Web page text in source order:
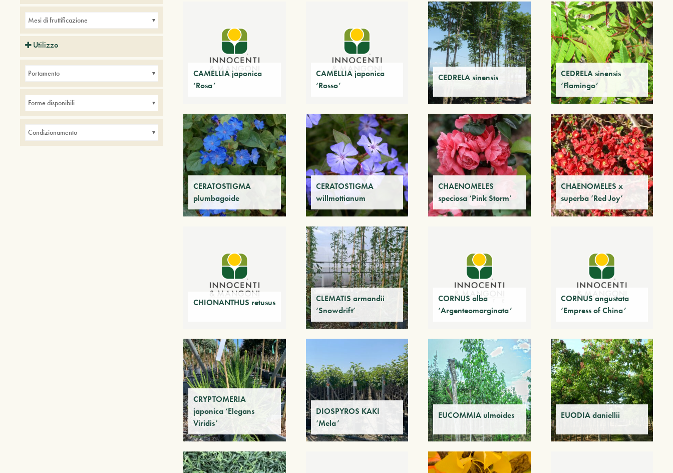
CAMELLIA japonica
‘Rosa’
CAMELLIA japonica
‘Rosso’
CEDRELA sinensis
CEDRELA sinensis
‘Flamingo’
CERATOSTIGMA
plumbagoide
CERATOSTIGMA
willmottianum
CHAENOMELES
speciosa ‘Pink Storm’
CHAENOMELES x
superba ‘Red Joy’
CHIONANTHUS retusus
CLEMATIS armandii
‘Snowdrift’
CORNUS alba
‘Argenteomarginata’
CORNUS angustata
‘Empress of China’
CRYPTOMERIA
japonica ‘Elegans
Viridis’
DIOSPYROS KAKI
‘Mela’
EUCOMMIA ulmoides EUODIA daniellii
Mesi di fruttificazione
Utilizzo
Piante ideali per bordure
Piante ideali per interni
Portamento
Forme disponibili
Condizionamento